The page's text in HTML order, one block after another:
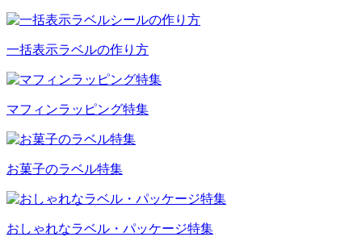
一括表示ラベルの作り方
マフィンラッピング特集
お菓子のラベル特集
おしゃれなラベル・パッケージ特集